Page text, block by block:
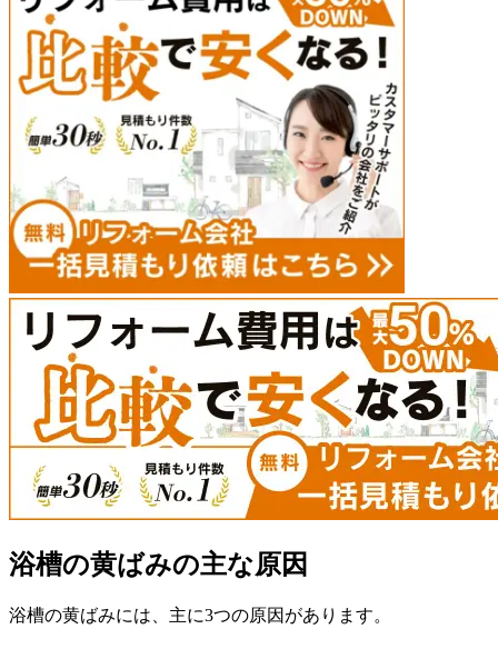
浴槽の黄ばみの主な原因
浴槽の黄ばみには、主に3つの原因があります。